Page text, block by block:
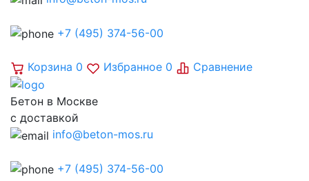
+7 (495) 374-56-00
Корзина 0 Избранное 0 Сравнение
Бетон в Москве
с доставкой
info@beton-mos.ru
+7 (495) 374-56-00